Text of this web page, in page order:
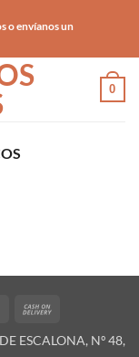
o envíanos un
0
MasterCard
Delivery
ESCALONA, Nº 48,